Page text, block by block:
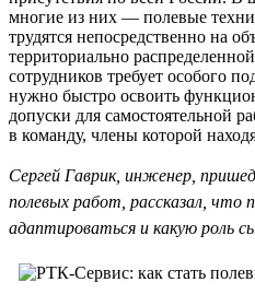
многие из них — полевые
трудятся непосредственно на
территориально
сотрудников требует особого
нужно быстро освоить
допуски для самостоятельной
в команду, члены которой
Сергей Гаврик, инженер,
полевых работ, рассказал, что
адаптироваться и какую роль